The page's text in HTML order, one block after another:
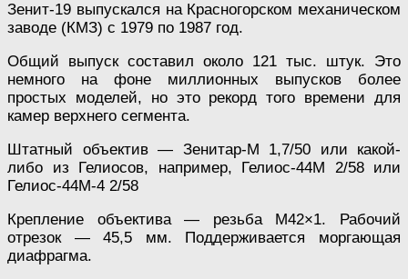
Зенит-19 выпускался на Красногорском механическом
заводе (КМЗ) с 1979 по 1987 год.
Общий выпуск составил около 121 тыс. штук. Это
немного на фоне миллионных выпусков более
простых моделей, но это рекорд того времени для
камер верхнего сегмента.
Штатный объектив — Зенитар-М 1,7/50 или какой-
либо из Гелиосов, например, Гелиос-44М 2/58 или
Гелиос-44М-4 2/58
Крепление объектива — резьба М42×1. Рабочий
отрезок — 45,5 мм. Поддерживается моргающая
диафрагма.